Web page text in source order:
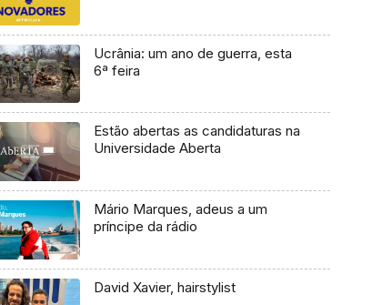
Ucrânia: um ano de guerra, esta
6ª feira
Estão abertas as candidaturas na
Universidade Aberta
Mário Marques, adeus a um
príncipe da rádio
David Xavier, hairstylist